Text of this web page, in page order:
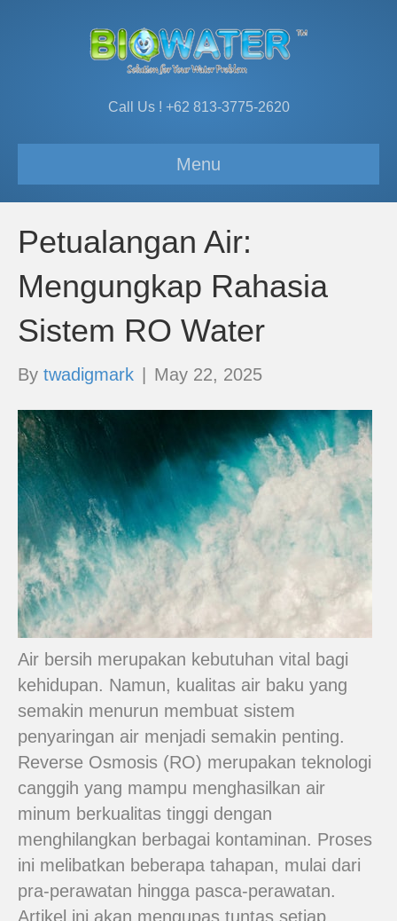
Call Us ! +62 813-3775-2620
Menu
Petualangan Air:
Mengungkap Rahasia
Sistem RO Water
By twadigmark May 22, 2025
Air bersih merupakan kebutuhan vital bagi
kehidupan. Namun, kualitas air baku yang
semakin menurun membuat sistem
penyaringan air menjadi semakin penting.
Reverse Osmosis (RO) merupakan teknologi
canggih yang mampu menghasilkan air
minum berkualitas tinggi dengan
menghilangkan berbagai kontaminan. Proses
ini melibatkan beberapa tahapan, mulai dari
pra-perawatan hingga pasca-perawatan.
Artikel ini akan mengupas tuntas setiap